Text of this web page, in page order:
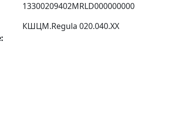
13300209402MRLD000000000
КШЦМ.Regula 020.040.ХХ